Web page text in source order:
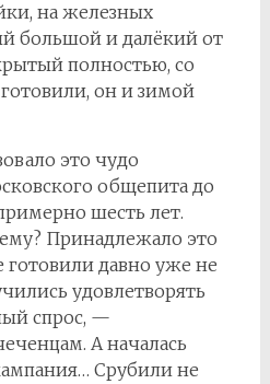
на железных
большой и далёкий от
полностью, со
он и зимой
это чудо
общепита до
шесть лет.
Принадлежало это
готовили давно уже не
удовлетворять
спрос, —
А началась
Срубили не